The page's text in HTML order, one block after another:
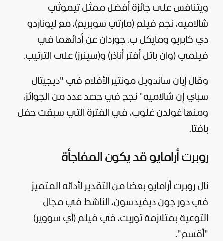
ويتنافس على جائزة أفضل ممثل تيموثي
شالاميه، نجم فيلم (مارتي سوبريم)، مع ليوناردو
دي كابريو ومايكل ب. جوردان عن أدائهما في
فيلمي (وان باتل أفتر أناذر) و(سينرز) على الترتيب.
وقال إيان ساندويل مونتير الأفلام في "ديجيتال
سباي إن شالاميه" نجح في حصد عدد من الجوائز،
ومنها غولدن غلوب، في الفترة التي سبقت حفل
بافتا.
روبرت أرامايو قد يكون المفاجأة
نال روبرت أرامايو بعضا من التقدير لأدائه المتميز
في دور جون ديفيدسون، الناشط في مجال
التوعية بمتلازمة توريت، في فيلم (آي سووير)
"أقسم".